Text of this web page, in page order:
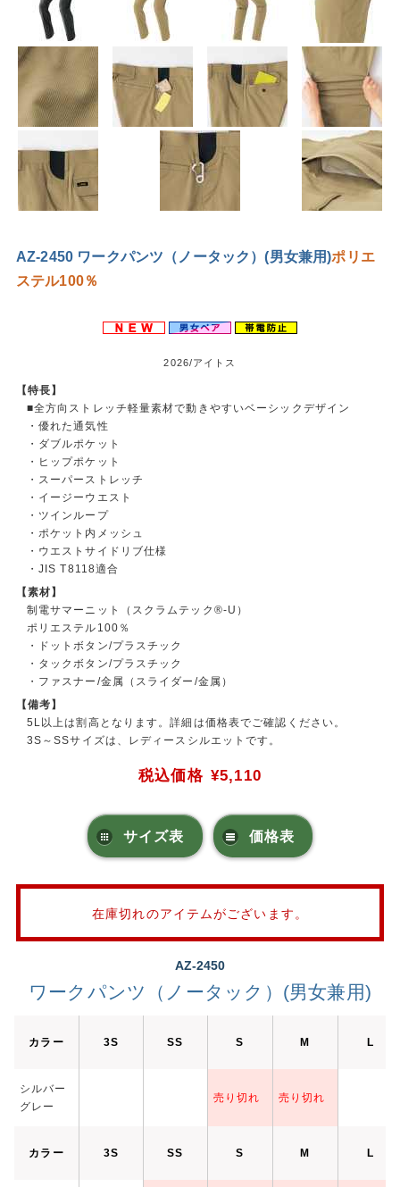
AZ-2450 ワークパンツ（ノータック）(男女兼用)ポリエ
ステル100％
2026/アイトス
【特長】
■全方向ストレッチ軽量素材で動きやすいベーシックデザイン
・優れた通気性
・ダブルポケット
・ヒップポケット
・スーパーストレッチ
・イージーウエスト
・ツインループ
・ポケット内メッシュ
・ウエストサイドリブ仕様
・JIS T8118適合
【素材】
制電サマーニット（スクラムテック®-U）
ポリエステル100％
・ドットボタン/プラスチック
・タックボタン/プラスチック
・ファスナー/金属（スライダー/金属）
【備考】
5L以上は割高となります。詳細は価格表でご確認ください。
3S～SSサイズは、レディースシルエットです。
税込価格 ¥5,110
サイズ表 価格表
在庫切れのアイテムがございます。
AZ-2450
ワークパンツ（ノータック）(男女兼用)
カラー 3S SS S M L
シルバー
グレー
売り切れ 売り切れ
カラー 3S SS S M L